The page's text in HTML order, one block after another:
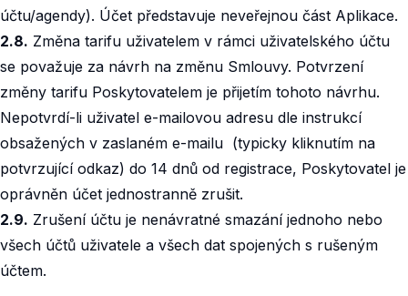
účtu/agendy). Účet představuje neveřejnou část Aplikace.‍
2.8. Změna tarifu uživatelem v rámci uživatelského účtu
se považuje za návrh na změnu Smlouvy. Potvrzení
změny tarifu Poskytovatelem je přijetím tohoto návrhu.
Nepotvrdí-li uživatel e-mailovou adresu dle instrukcí
obsažených v zaslaném e-mailu (typicky kliknutím na
potvrzující odkaz) do 14 dnů od registrace, Poskytovatel je
oprávněn účet jednostranně zrušit.‍
2.9. Zrušení účtu je nenávratné smazání jednoho nebo
všech účtů uživatele a všech dat spojených s rušeným
účtem.